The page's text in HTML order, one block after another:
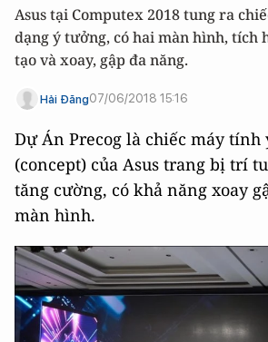
Asus tại Computex 2018 tung ra
dạng ý tưởng, có hai màn hình, tích
tạo và xoay, gập đa năng.
Hải Đăng07/06/2018 15:16
Dự Án Precog là chiếc máy tính
(concept) của Asus trang bị trí
tăng cường, có khả năng xoay
màn hình.